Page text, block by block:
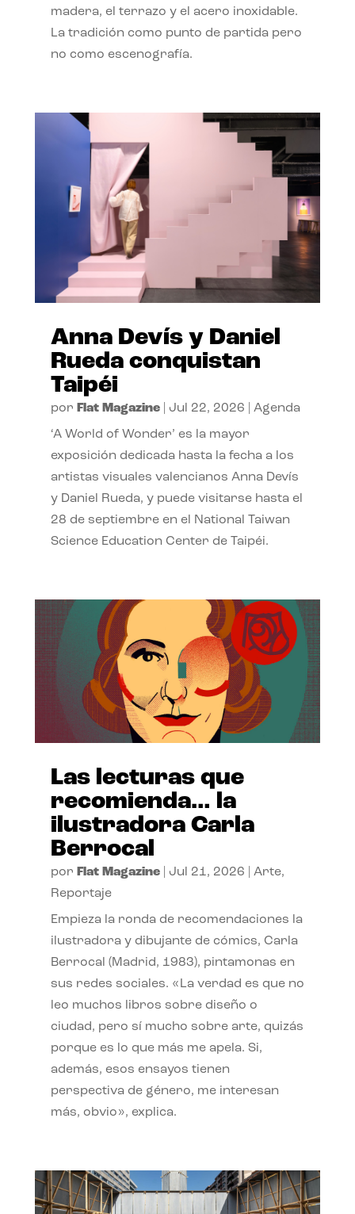
madera, el terrazo y el acero inoxidable.
La tradición como punto de partida pero
no como escenografía.
Anna Devís y Daniel
Rueda conquistan
Taipéi
por Flat Magazine| Jul 22, 2026 Agenda
‘A World of Wonder’ es la mayor
exposición dedicada hasta la fecha a los
artistas visuales valencianos Anna Devís
y Daniel Rueda, y puede visitarse hasta el
28 de septiembre en el National Taiwan
Science Education Center de Taipéi.
Las lecturas que
recomienda… la
ilustradora Carla
Berrocal
por Flat Magazine| Jul 21, 2026 Arte,
Reportaje
Empieza la ronda de recomendaciones la
ilustradora y dibujante de cómics, Carla
Berrocal (Madrid, 1983), pintamonas en
sus redes sociales. «La verdad es que no
leo muchos libros sobre diseño o
ciudad, pero sí mucho sobre arte, quizás
porque es lo que más me apela. Si,
además, esos ensayos tienen
perspectiva de género, me interesan
más, obvio», explica.